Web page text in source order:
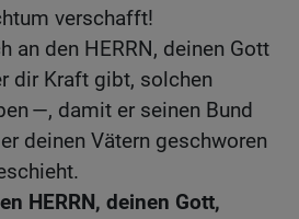
verschafft!
an den HERRN, deinen Gott
dir Kraft gibt, solchen
—, damit er seinen Bund
deinen Vätern geschworen
HERRN, deinen Gott,